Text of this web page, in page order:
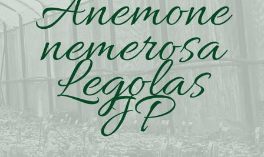
nemerosa
Legolas
JP